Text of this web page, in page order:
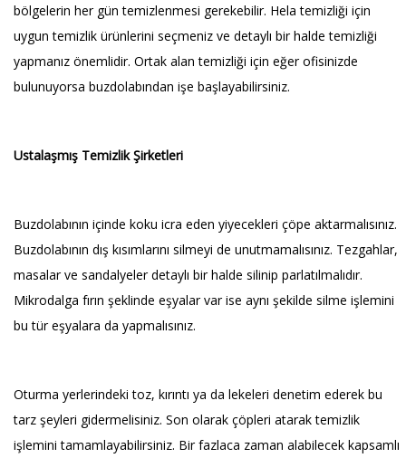
bölgelerin her gün temizlenmesi gerekebilir. Hela temizliği için
uygun temizlik ürünlerini seçmeniz ve detaylı bir halde temizliği
yapmanız önemlidir. Ortak alan temizliği için eğer ofisinizde
bulunuyorsa buzdolabından işe başlayabilirsiniz.
Ustalaşmış Temizlik Şirketleri
Buzdolabının içinde koku icra eden yiyecekleri çöpe aktarmalısınız.
Buzdolabının dış kısımlarını silmeyi de unutmamalısınız. Tezgahlar,
masalar ve sandalyeler detaylı bir halde silinip parlatılmalıdır.
Mikrodalga fırın şeklinde eşyalar var ise aynı şekilde silme işlemini
bu tür eşyalara da yapmalısınız.
Oturma yerlerindeki toz, kırıntı ya da lekeleri denetim ederek bu
tarz şeyleri gidermelisiniz. Son olarak çöpleri atarak temizlik
işlemini tamamlayabilirsiniz. Bir fazlaca zaman alabilecek kapsamlı